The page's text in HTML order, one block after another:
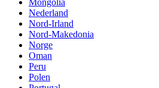
Mongolia
Nederland
Nord-Irland
Nord-Makedonia
Norge
Oman
Peru
Polen